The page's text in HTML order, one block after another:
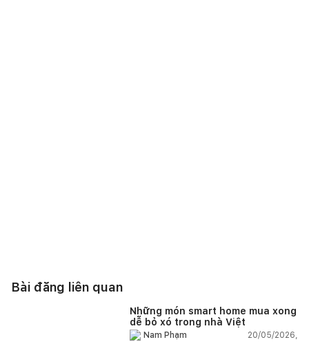
Bài đăng liên quan
Những món smart home mua xong
dễ bỏ xó trong nhà Việt
Nam Phạm
20/05/2026,